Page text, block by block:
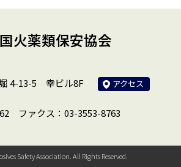
火薬類保安協会
4-13-5 幸ビル8F
アクセス
ファクス：03-3553-8763
Safety Association. All Rights Reserved.